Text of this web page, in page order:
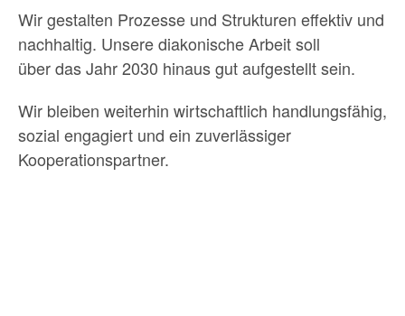
Wir gestalten Prozesse und Strukturen effektiv und
nachhaltig. Unsere diakonische Arbeit soll
über das Jahr 2030 hinaus gut aufgestellt sein.
Wir bleiben weiterhin wirtschaftlich handlungsfähig,
sozial engagiert und ein zuverlässiger
Kooperationspartner.